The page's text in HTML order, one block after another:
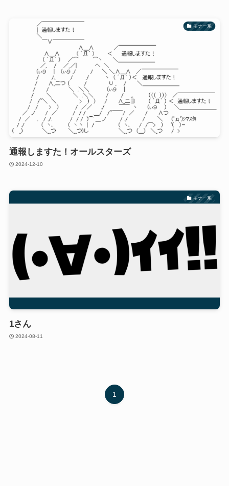
モナー系
通報しますた！オールスターズ
2024-12-10
モナー系
1さん
2024-08-11
1